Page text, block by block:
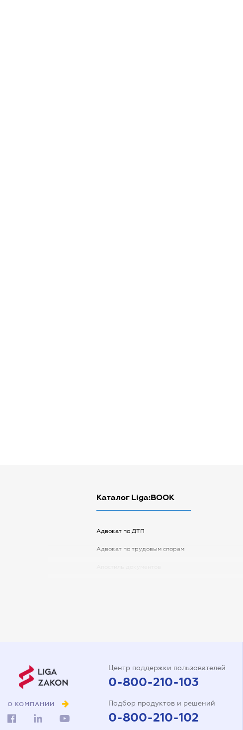
Каталог Liga:BOOK
Адвокат по ДТП
Адвокат по трудовым спорам
представление интересов в
суде
О КОМПАНИИ
Центр поддержки пользователей
0-800-210-103
Подбор продуктов и решений
0-800-210-102